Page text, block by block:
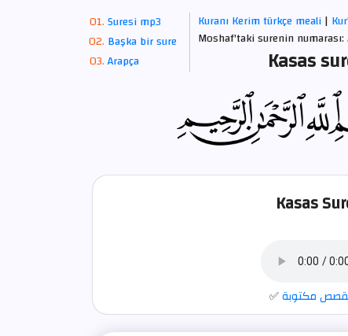
Suresi mp3
Başka bir sure
Arapça
Kuranı Kerim türkçe meali|
Moshaf'taki surenin
Kasas
Kasas
✅مكتوبة